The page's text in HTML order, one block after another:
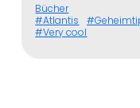
Bücher
Atlantis
Very cool